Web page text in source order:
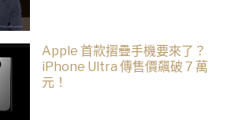
Apple 首款摺疊手機要來了？
iPhone Ultra 傳售價飆破 7 萬
元！